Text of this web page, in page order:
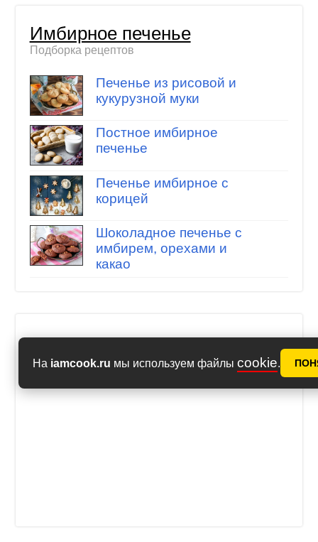
На iamcook.ru мы используем файлы cookie.
Имбирное печенье
Подборка рецептов
Печенье из рисовой и
кукурузной муки
Постное имбирное
печенье
Печенье имбирное с
корицей
Шоколадное печенье с
имбирем, орехами и
какао